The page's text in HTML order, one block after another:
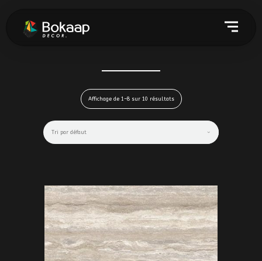
Affichage de 1–8 sur 10 résultats